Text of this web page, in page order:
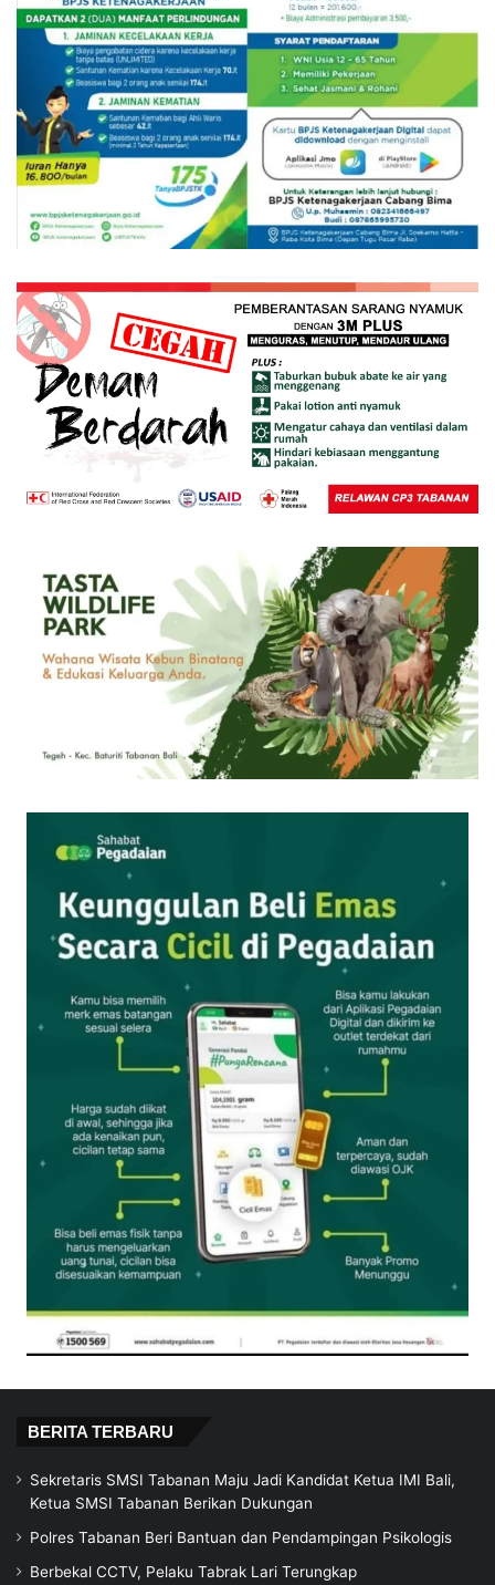
BERITA TERBARU
Sekretaris SMSI Tabanan Maju Jadi Kandidat Ketua IMI Bali,
Ketua SMSI Tabanan Berikan Dukungan
Polres Tabanan Beri Bantuan dan Pendampingan Psikologis
Berbekal CCTV, Pelaku Tabrak Lari Terungkap